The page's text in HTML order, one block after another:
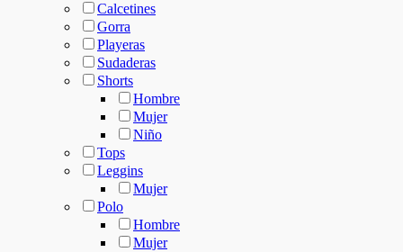
Calcetines
Gorra
Playeras
Sudaderas
Shorts
Hombre
Mujer
Niño
Tops
Leggins
Mujer
Polo
Hombre
Mujer